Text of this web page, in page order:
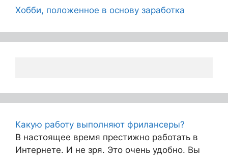
Хобби, положенное в основу заработка
Какую работу выполняют фрилансеры?
В настоящее время престижно работать в
Интернете. И не зря. Это очень удобно. Вы